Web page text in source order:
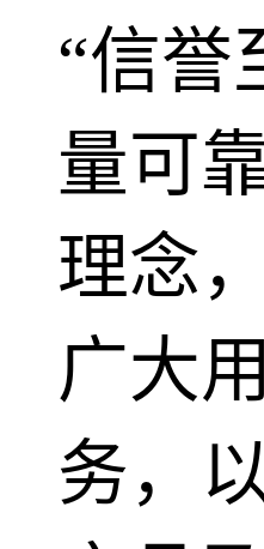
“信誉
量可
理念
广大
务，